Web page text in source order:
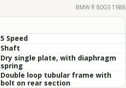
BMW R 80GS 1988
5 Speed
Shaft
Dry single plate, with diaphragm
spring
Double loop tubular frame with
bolt on rear section